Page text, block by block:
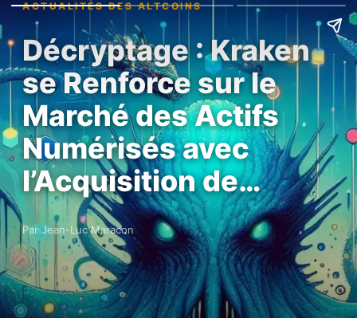
ACTUALITÉS DES ALTCOINS
Décryptage : Kraken
se Renforce sur le
Marché des Actifs
Numérisés avec
l’Acquisition de…
Par Jean-Luc Maracon